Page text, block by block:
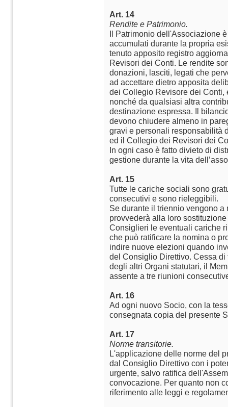
Art. 14
Rendite e Patrimonio.
Il Patrimonio dell'Associazione
accumulati durante la propria
tenuto apposito registro
Revisori dei Conti. Le rendite
donazioni, lasciti, legati che
ad accettare dietro apposita
dei Collegio Revisore dei
nonché da qualsiasi altra
destinazione espressa. Il
devono chiudere almeno in
gravi e personali responsabilità
ed il Collegio dei Revisori dei
In ogni caso è fatto divieto di
gestione durante la vita
Art. 15
Tutte le cariche sociali sono
consecutivi e sono rieleggibili.
Se durante il triennio vengono
provvederà alla loro
Consiglieri le eventuali cariche
che può ratificare la nomina o
indire nuove elezioni quando
del Consiglio Direttivo. Cessa
degli altri Organi statutari, il
assente a tre riunioni
Art. 16
Ad ogni nuovo Socio, con la
consegnata copia del presente
Art. 17
Norme transitorie.
L'applicazione delle norme del
dal Consiglio Direttivo con i
urgente, salvo ratifica
convocazione. Per quanto non
riferimento alle leggi e